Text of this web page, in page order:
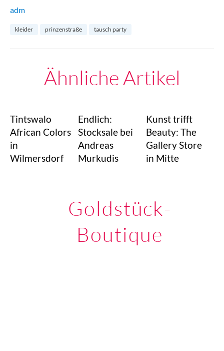
adm
kleider prinzenstraße tausch party
Ähnliche Artikel
Tintswalo
African Colors
in
Wilmersdorf
Endlich:
Stocksale bei
Andreas
Murkudis
Kunst trifft
Beauty: The
Gallery Store
in Mitte
Goldstück-
Boutique